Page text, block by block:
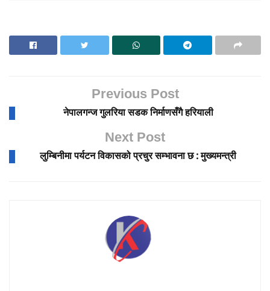
Previous Post
नेपालगन्ज गुलरिया सडक निर्माणसँगै हरियाली
Next Post
लुम्बिनीमा पर्यटन विकासको प्रचुर सम्भावना छ : मुख्यमन्त्री